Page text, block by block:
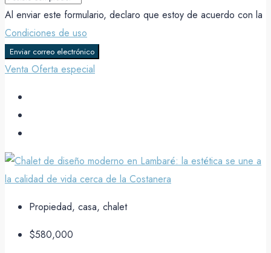
Al enviar este formulario, declaro que estoy de acuerdo con la
Condiciones de uso
Enviar correo electrónico
Venta Oferta especial
Propiedad, casa, chalet
$580,000